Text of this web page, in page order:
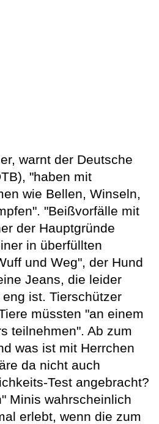
warnt der Deutsche
"haben mit
wie Bellen, Winseln,
"Beißvorfälle mit
der Hauptgründe
in überfüllten
und Weg", der Hund
Jeans, die leider
ist. Tierschützer
müssten "an einem
teilnehmen". Ab zum
was ist mit Herrchen
da nicht auch
Test angebracht?
Minis wahrscheinlich
erlebt, wenn die zum